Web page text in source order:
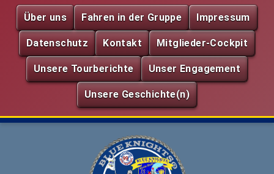
Über uns Fahren in der Gruppe Impressum
Datenschutz Kontakt Mitglieder-Cockpit
Unsere Tourberichte Unser Engagement
Unsere Geschichte(n)